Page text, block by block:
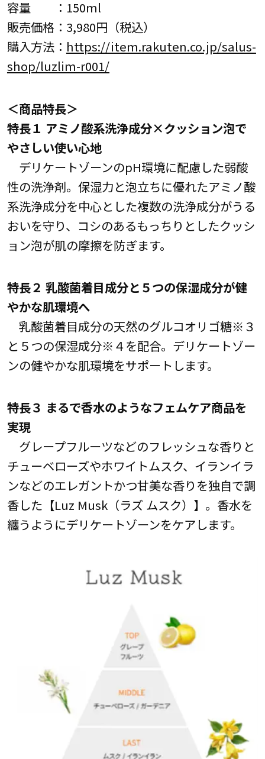
容量 ：150ml
販売価格：3,980円（税込）
購入方法： https://item.rakuten.co.jp/salus-
shop/luzlim-r001/
＜商品特長＞
特長１ アミノ酸系洗浄成分×クッション泡で
やさしい使い心地
デリケートゾーンのpH環境に配慮した弱酸
性の洗浄剤。保湿力と泡立ちに優れたアミノ酸
系洗浄成分を中心とした複数の洗浄成分がうる
おいを守り、コシのあるもっちりとしたクッシ
ョン泡が肌の摩擦を防ぎます。
特長２ 乳酸菌着目成分と５つの保湿成分が健
やかな肌環境へ
乳酸菌着目成分の天然のグルコオリゴ糖※３
と５つの保湿成分※４を配合。デリケートゾー
ンの健やかな肌環境をサポートします。
特長３ まるで香水のようなフェムケア商品を
実現
グレープフルーツなどのフレッシュな香りと
チューベローズやホワイトムスク、イランイラ
ンなどのエレガントかつ甘美な香りを独自で調
香した【Luz Musk（ラズ ムスク）】。香水を
纏うようにデリケートゾーンをケアします。